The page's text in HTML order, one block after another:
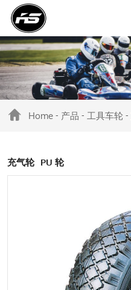
Home - 产品 - 工具车轮 -
充气轮 PU 轮